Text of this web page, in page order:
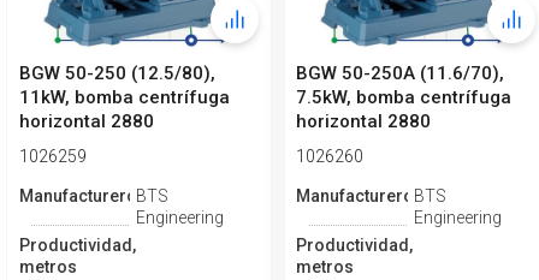
BGW 50-250 (12.5/80),
11kW, bomba centrífuga
horizontal 2880
1026259
Manufacturero BTS
Engineering
Productividad,
metros
BGW 50-250A (11.6/70),
7.5kW, bomba centrífuga
horizontal 2880
1026260
Manufacturero BTS
Engineering
Productividad,
metros